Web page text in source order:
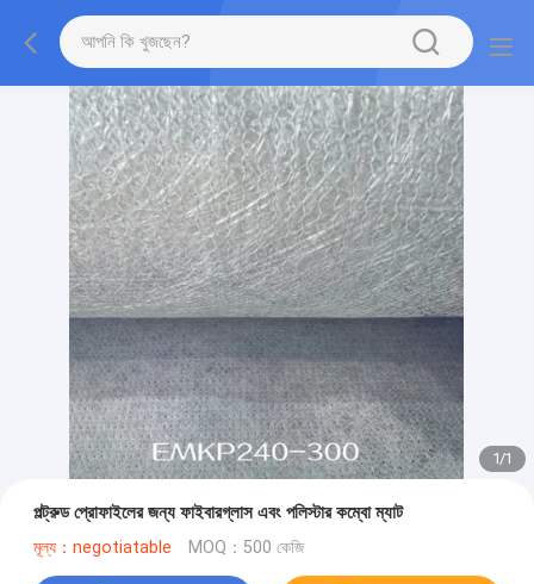
1/1
পল্ট্রুড প্রোফাইলের জন্য ফাইবারগ্লাস এবং পলিস্টার কম্বো ম্যাট
মূল্য：negotiatable MOQ：500 কেজি